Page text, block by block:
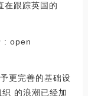
在跟踪英国的
: open
更完善的基础设
的浪潮已经加